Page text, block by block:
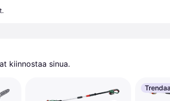
.
kiinnostaa sinua.